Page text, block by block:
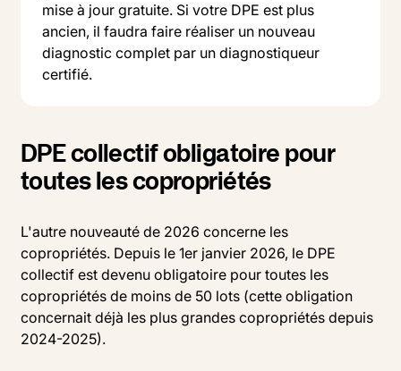
mise à jour gratuite. Si votre DPE est plus
ancien, il faudra faire réaliser un nouveau
diagnostic complet par un diagnostiqueur
certifié.
DPE collectif obligatoire pour
toutes les copropriétés
L'autre nouveauté de 2026 concerne les
copropriétés. Depuis le 1er janvier 2026, le DPE
collectif est devenu obligatoire pour toutes les
copropriétés de moins de 50 lots (cette obligation
concernait déjà les plus grandes copropriétés depuis
2024-2025).